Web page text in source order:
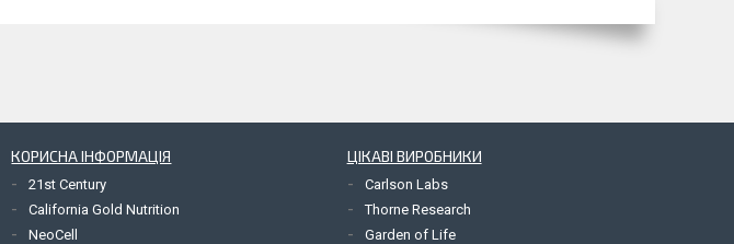
КОРИСНА ІНФОРМАЦІЯ
21st Century
California Gold Nutrition
NeoCell
ЦІКАВІ ВИРОБНИКИ
Carlson Labs
Thorne Research
Garden of Life